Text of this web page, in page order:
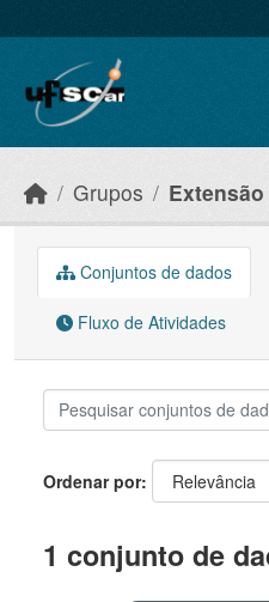
Grupos Extensão
Conjuntos de dados
Fluxo de Atividades
Ordenar por
1 conjunto de